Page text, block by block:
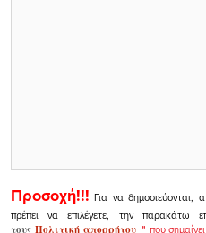
Προσοχή!!! Για να
πρέπει να επιλέγετε, την παρακάτω
τουςΠολιτική απορρήτου" που